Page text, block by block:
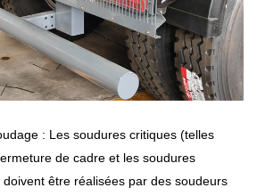
: Les soudures critiques (telles
de cadre et les soudures
doivent être réalisées par des soudeurs